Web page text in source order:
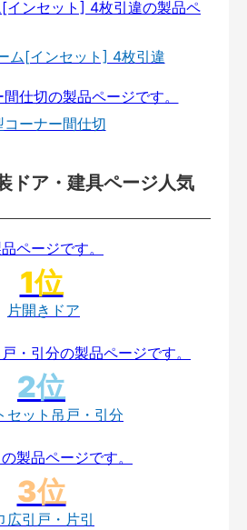
ム[インセット] 4枚引違
コーナー間仕切
ドア・建具ページ人気
片開きドア
セット吊戸・引分
広引戸・片引